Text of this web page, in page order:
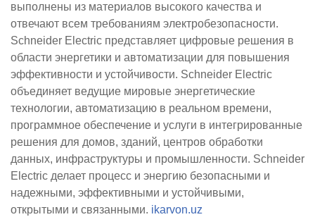
выполнены из материалов высокого качества и
отвечают всем требованиям электробезопасности.
Schneider Electric представляет цифровые решения в
области энергетики и автоматизации для повышения
эффективности и устойчивости. Schneider Electric
объединяет ведущие мировые энергетические
технологии, автоматизацию в реальном времени,
программное обеспечение и услуги в интегрированные
решения для домов, зданий, центров обработки
данных, инфраструктуры и промышленности. Schneider
Electric делает процесс и энергию безопасными и
надежными, эффективными и устойчивыми,
открытыми и связанными. ikarvon.uz